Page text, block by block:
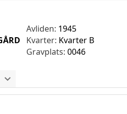
Avliden: 1945
Kvarter: Kvarter B
Gravplats:0046